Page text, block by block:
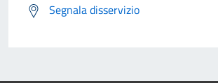
Segnala disservizio